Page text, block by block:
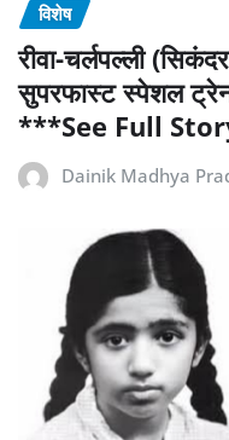
विशेष
रीवा-चर्लपल्ली
सुपरफास्ट स्पेशल ट्रेन!
***See Full
Dainik Madhya